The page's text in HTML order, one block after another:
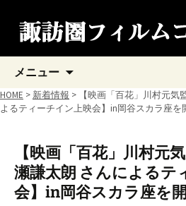
メニュー
テ
ン
ツ
ス
キ
ッ
プ
HOME > 新着情報 > 【映画「百花」川村元気
よるティーチイン上映会】in岡谷スカラ座を
【映画「百花」川村元
瀬謙太朗 さんによるテ
会】in岡谷スカラ座を